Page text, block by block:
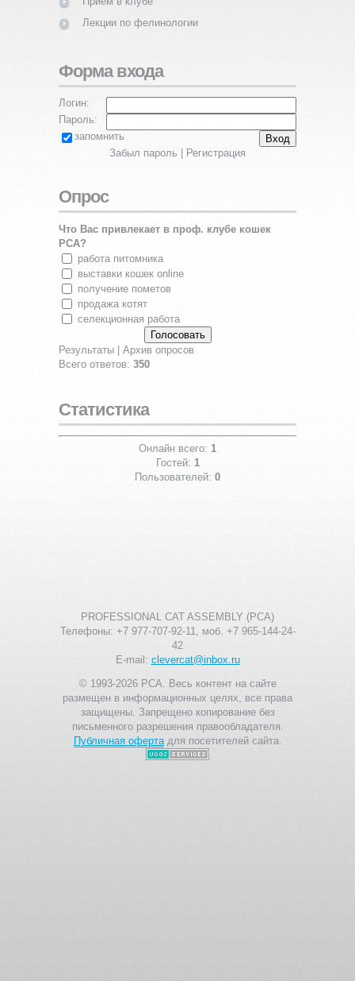
Лекции по фелинологии
Форма входа
Логин:
Пароль:
запомнить
Забыл пароль | Регистрация
Опрос
Что Вас привлекает в проф. клубе кошек
PCA?
работа питомника
выставки кошек online
получение пометов
продажа котят
селекционная работа
Результаты
Архив опросов
Всего ответов: 350
Статистика
Онлайн всего: 1
Гостей: 1
Пользователей: 0
PROFESSIONAL CAT ASSEMBLY (PCA)
Телефоны: +7 977-707-92-11, моб. +7 965-144-24-
42
E-mail: clevercat@inbox.ru
© 1993-2026 PCA. Весь контент на сайте
размещен в информационных целях, все права
защищены. Запрещено копирование без
письменного разрешения правообладателя.
Публичная офертадля посетителей сайта.